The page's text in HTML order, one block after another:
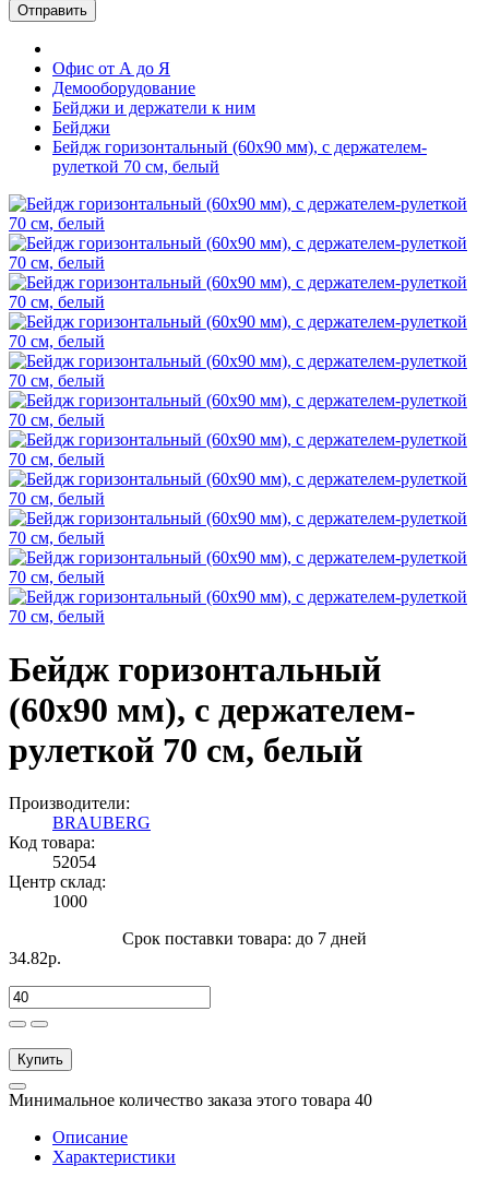
Отправить
Офис от А до Я
Демооборудование
Бейджи и держатели к ним
Бейджи
Бейдж горизонтальный (60х90 мм), с держателем-
рулеткой 70 см, белый
Бейдж горизонтальный
(60х90 мм), с держателем-
рулеткой 70 см, белый
Производители:
BRAUBERG
Код товара:
52054
Центр склад:
1000
Срок поставки товара: до 7 дней
34.82р.
Купить
Минимальное количество заказа этого товара 40
Описание
Характеристики